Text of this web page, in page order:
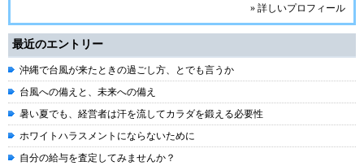
» 詳しいプロフィール
最近のエントリー
沖縄で台風が来たときの過ごし方、とでも言うか
台風への備えと、未来への備え
暑い夏でも、経営者は汗を流してカラダを鍛える必要性
ホワイトハラスメントにならないために
自分の給与を査定してみませんか？